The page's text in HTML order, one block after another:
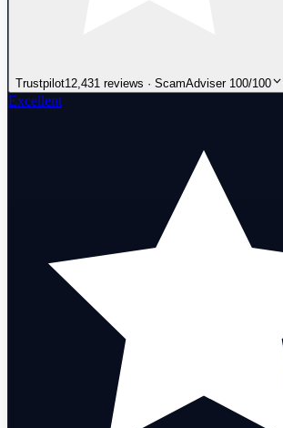
Trustpilot12,431 reviews · ScamAdviser 100/100
Excellent